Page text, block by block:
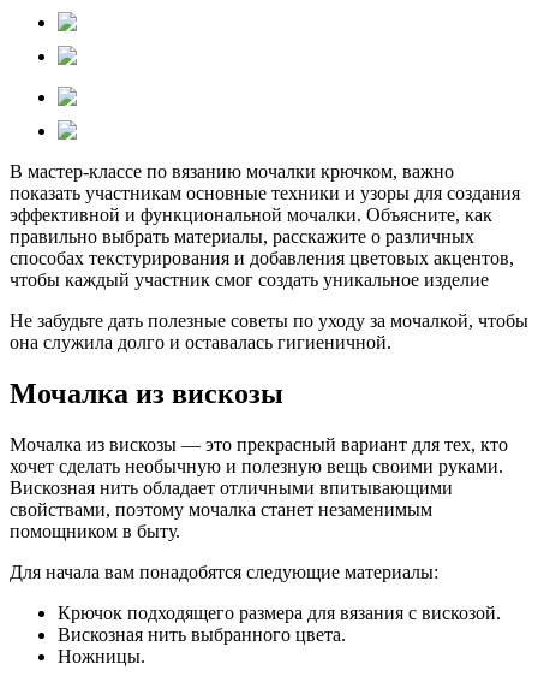
В мастер-классе по вязанию мочалки крючком, важно
показать участникам основные техники и узоры для создания
эффективной и функциональной мочалки. Объясните, как
правильно выбрать материалы, расскажите о различных
способах текстурирования и добавления цветовых акцентов,
чтобы каждый участник смог создать уникальное изделие
Не забудьте дать полезные советы по уходу за мочалкой, чтобы
она служила долго и оставалась гигиеничной.
Мочалка из вискозы
Мочалка из вискозы — это прекрасный вариант для тех, кто
хочет сделать необычную и полезную вещь своими руками.
Вискозная нить обладает отличными впитывающими
свойствами, поэтому мочалка станет незаменимым
помощником в быту.
Для начала вам понадобятся следующие материалы:
Крючок подходящего размера для вязания с вискозой.
Вискозная нить выбранного цвета.
Ножницы.